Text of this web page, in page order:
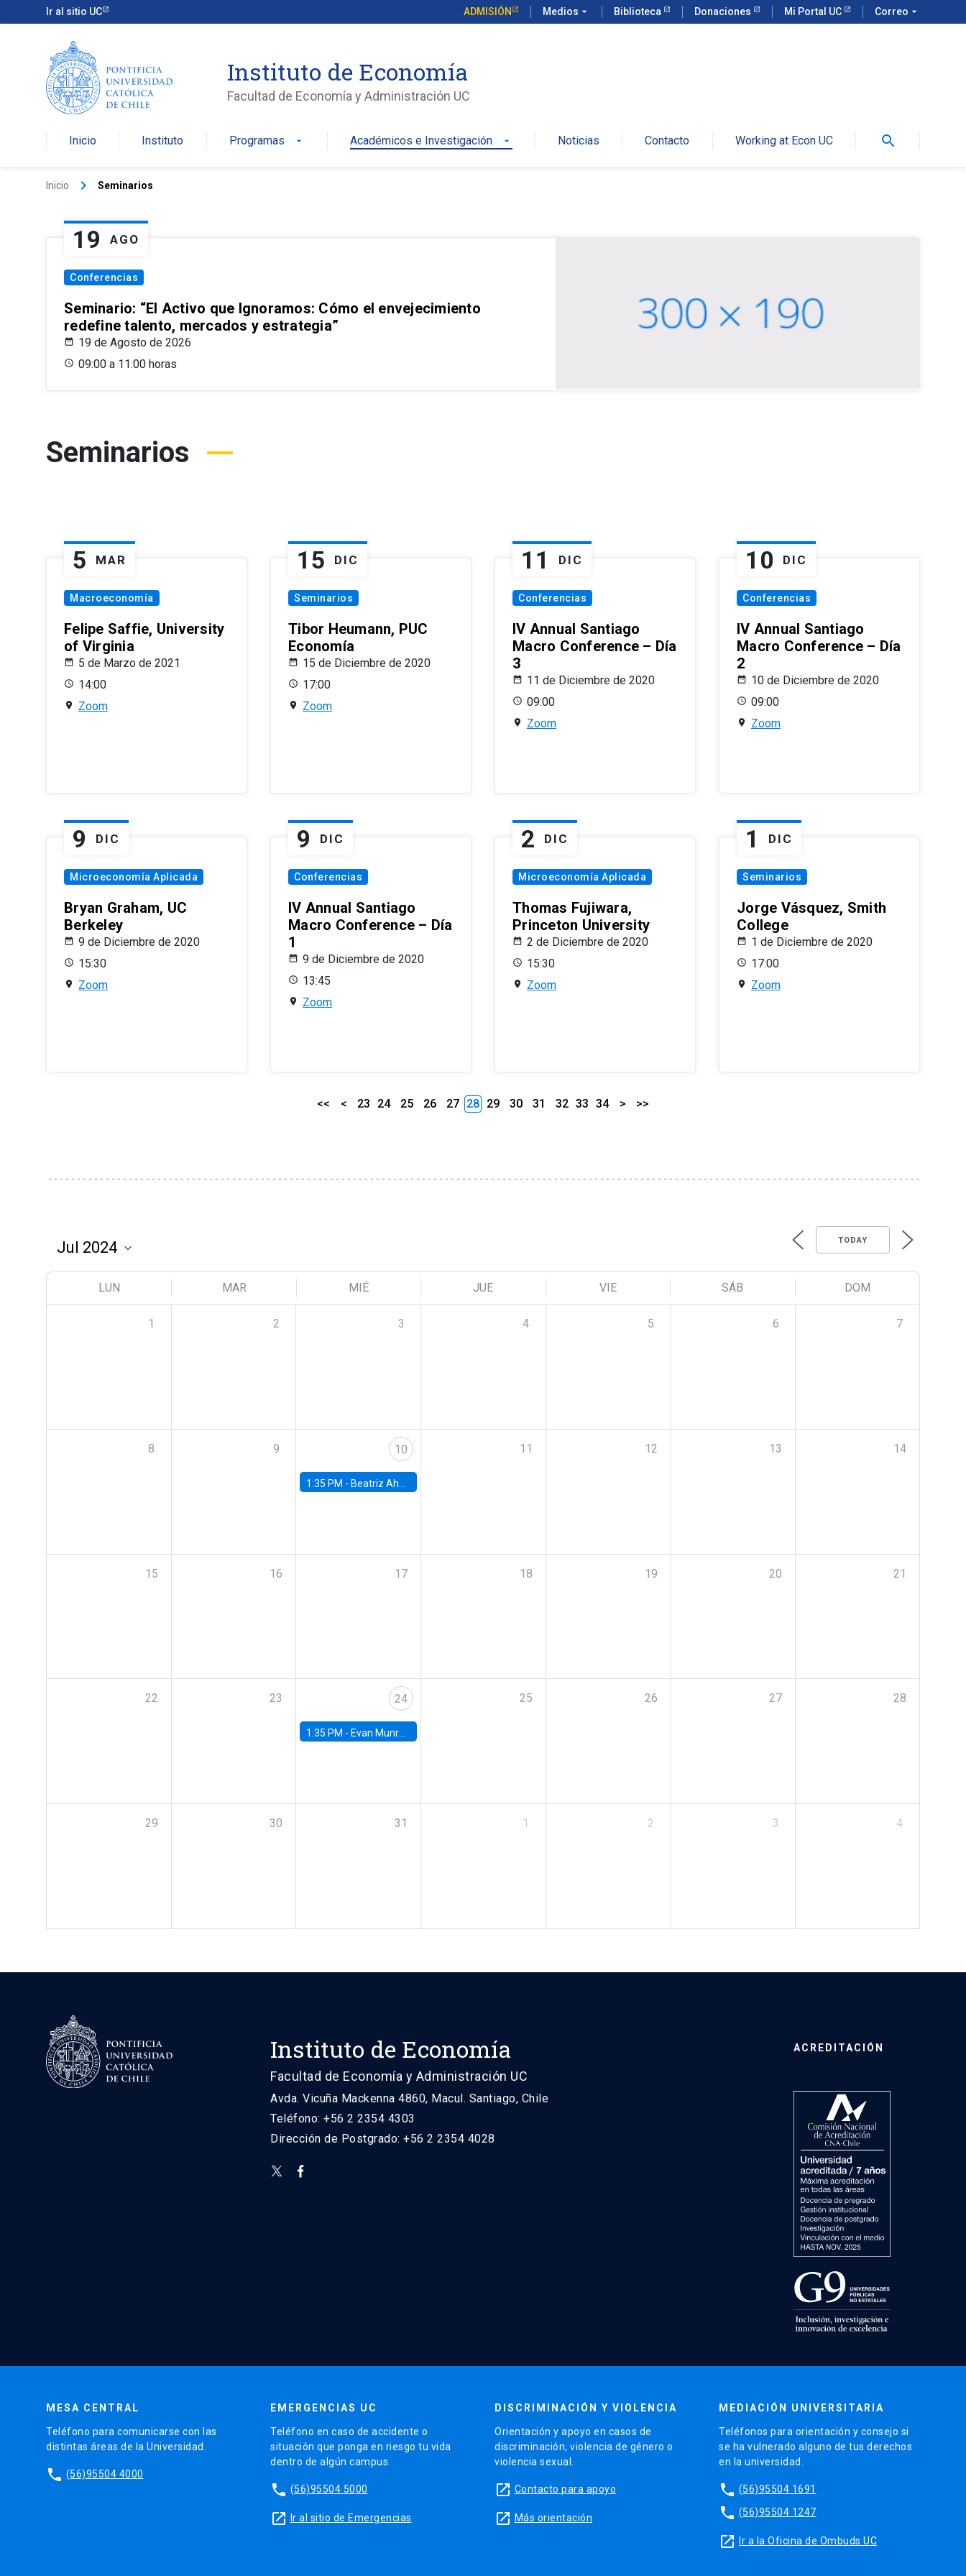
Ir al sitio UC ADMISIÓN Medios arrow_drop_down Biblioteca Donaciones Mi Portal UC Correo arrow_drop_down
Instituto de Economía
Facultad de Economía y Administración UC
Inicio Instituto Programas arrow_drop_down Académicos e Investigación arrow_drop_down Noticias Contacto Working at Econ UC search
Inicio keyboard_arrow_right Seminarios
19 AGO
Conferencias
Seminario: “El Activo que Ignoramos: Cómo el envejecimiento
redefine talento, mercados y estrategia”
19 de Agosto de 2026
09:00 a 11:00 horas
Seminarios
5 MAR
Macroeconomía
Felipe Saffie, University
of Virginia
5 de Marzo de 2021
14:00
Zoom
15 DIC
Seminarios
Tibor Heumann, PUC
Economía
15 de Diciembre de 2020
17:00
Zoom
11 DIC
Conferencias
IV Annual Santiago
Macro Conference – Día
3
11 de Diciembre de 2020
09:00
Zoom
10 DIC
Conferencias
IV Annual Santiago
Macro Conference – Día
2
10 de Diciembre de 2020
09:00
Zoom
9 DIC
Microeconomía Aplicada
Bryan Graham, UC
Berkeley
9 de Diciembre de 2020
15:30
Zoom
9 DIC
Conferencias
IV Annual Santiago
Macro Conference – Día
1
9 de Diciembre de 2020
13:45
Zoom
2 DIC
Microeconomía Aplicada
Thomas Fujiwara,
Princeton University
2 de Diciembre de 2020
15:30
Zoom
1 DIC
Seminarios
Jorge Vásquez, Smith
College
1 de Diciembre de 2020
17:00
Zoom
<< < 23 24 25 26 27 28 29 30 31 32 33 34 > >>
TODAY
LUN MAR MIÉ JUE VIE SÁB DOM
1 2 3 4 5 6 7
8 9 10
1:35 PM - Beatriz Ahumada, PhD candidate, Universidad de Pittsburgh
11 12 13 14
15 16 17 18 19 20 21
22 23 24
1:35 PM - Evan Munro, Neyman Visiting Assistant Professor in the Department of Statistics at UC Berkeley
25 26 27 28
29 30 31 1 2 3 4
Instituto de Economía
Facultad de Economía y Administración UC
Avda. Vicuña Mackenna 4860, Macul. Santiago, Chile
Teléfono: +56 2 2354 4303
Dirección de Postgrado: +56 2 2354 4028
ACREDITACIÓN
MESA CENTRAL
Teléfono para comunicarse con las
distintas áreas de la Universidad.
phone (56)95504 4000
EMERGENCIAS UC
Teléfono en caso de accidente o
situación que ponga en riesgo tu vida
dentro de algún campus.
phone (56)95504 5000
launch Ir al sitio de Emergencias
DISCRIMINACIÓN Y VIOLENCIA
Orientación y apoyo en casos de
discriminación, violencia de género o
violencia sexual.
launch Contacto para apoyo
launch Más orientación
MEDIACIÓN UNIVERSITARIA
Teléfonos para orientación y consejo si
se ha vulnerado alguno de tus derechos
en la universidad.
phone (56)95504 1691
phone (56)95504 1247
launch Ir a la Oficina de Ombuds UC